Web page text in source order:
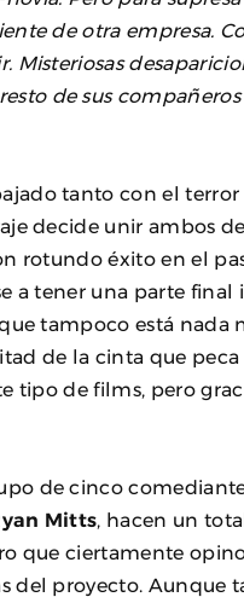
de otra empresa.
Misteriosas
de sus
tanto con el
decide unir ambos
rotundo éxito en el
a tener una parte
tampoco está
de la cinta que
tipo de films, pero
de cinco
Mitts , hacen un
que ciertamente
del proyecto. Aunque